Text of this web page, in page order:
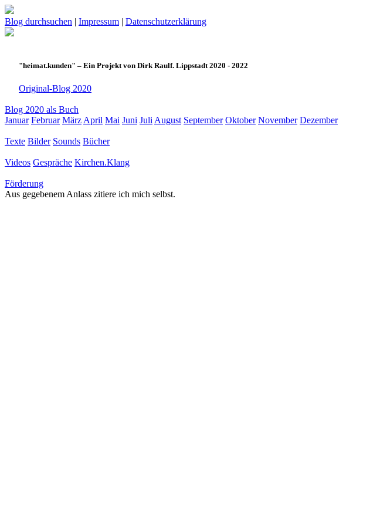
Blog durchsuchen | Impressum | Datenschutzerklärung
"heimat.kunden" – Ein Projekt von Dirk Raulf. Lippstadt 2020 - 2022
Original-Blog 2020
Blog 2020 als Buch
Januar Februar März April Mai Juni Juli August September Oktober November Dezember
Texte Bilder Sounds Bücher
Videos Gespräche Kirchen.Klang
Förderung
Aus gegebenem Anlass zitiere ich mich selbst.